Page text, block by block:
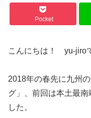
Pocket
こんにちは！ yu-jiro
2018年の春先に九州
グ」、前回は本土最
した。